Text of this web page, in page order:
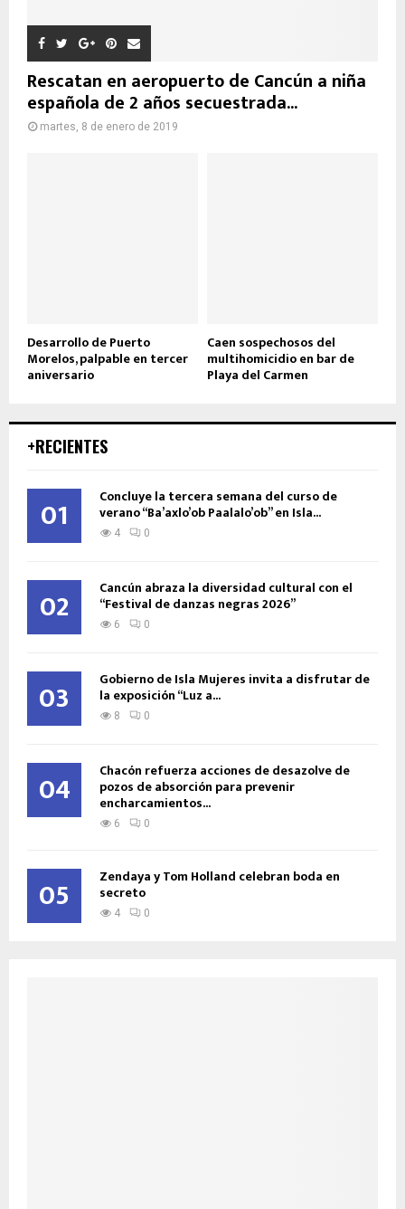
Rescatan en aeropuerto de Cancún a niña
española de 2 años secuestrada...
martes, 8 de enero de 2019
Desarrollo de Puerto
Morelos, palpable en tercer
aniversario
Caen sospechosos del
multihomicidio en bar de
Playa del Carmen
+RECIENTES
01 Concluye la tercera semana del curso de
verano “Ba’axlo’ob Paalalo’ob” en Isla...
4 0
02 Cancún abraza la diversidad cultural con el
“Festival de danzas negras 2026”
6 0
03 Gobierno de Isla Mujeres invita a disfrutar de
la exposición “Luz a...
8 0
04 Chacón refuerza acciones de desazolve de
pozos de absorción para prevenir
encharcamientos...
6 0
05 Zendaya y Tom Holland celebran boda en
secreto
4 0